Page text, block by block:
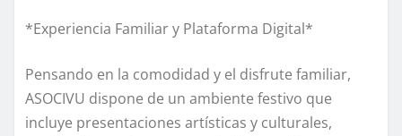
*Experiencia Familiar y Plataforma Digital*
Pensando en la comodidad y el disfrute familiar,
ASOCIVU dispone de un ambiente festivo que
incluye presentaciones artísticas y culturales,